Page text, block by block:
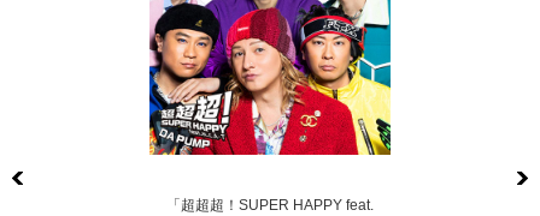
「超超超！SUPER HAPPY feat.